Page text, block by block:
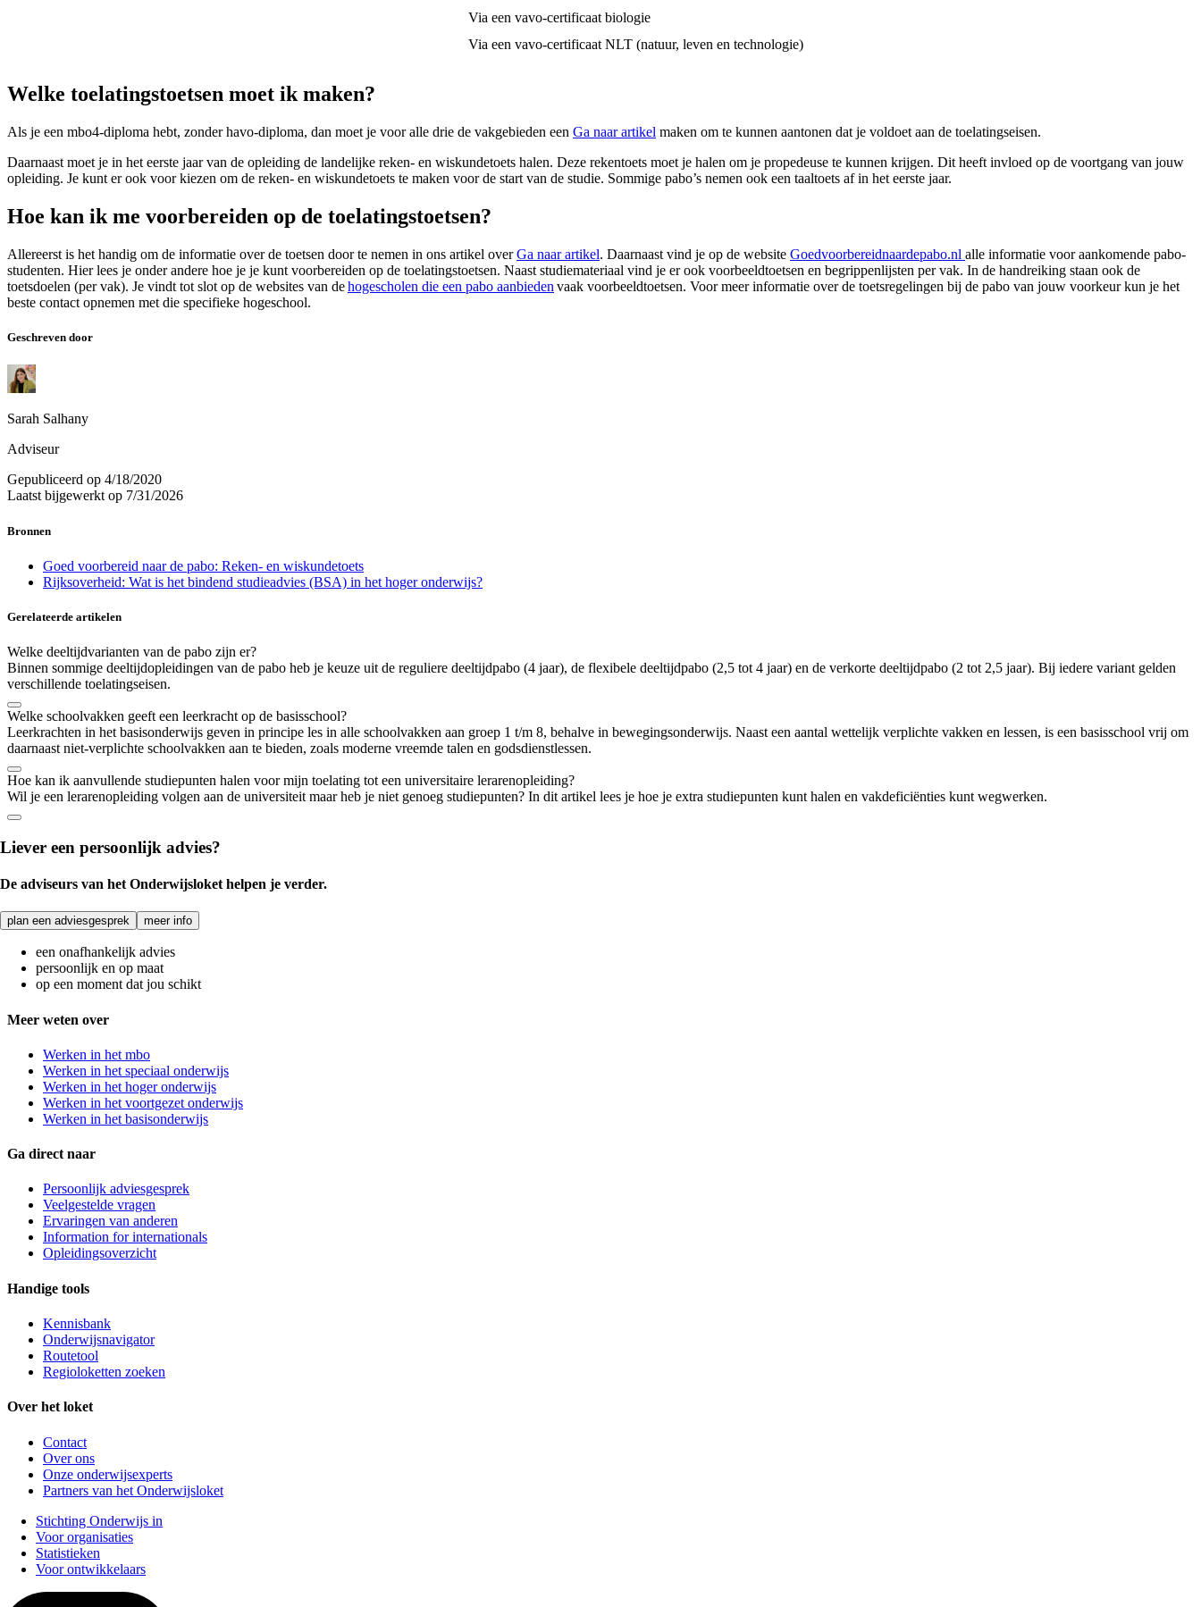
Via een vavo-certificaat biologie
Via een vavo-certificaat NLT (natuur, leven en technologie)
Welke toelatingstoetsen moet ik maken?
Als je een mbo4-diploma hebt, zonder havo-diploma, dan moet je voor alle drie de vakgebieden een Ga naar artikel maken om te kunnen aantonen dat je voldoet aan de toelatingseisen.
Daarnaast moet je in het eerste jaar van de opleiding de landelijke reken- en wiskundetoets halen. Deze rekentoets moet je halen om je propedeuse te kunnen krijgen. Dit heeft invloed op de voortgang van jouw
opleiding. Je kunt er ook voor kiezen om de reken- en wiskundetoets te maken voor de start van de studie. Sommige pabo’s nemen ook een taaltoets af in het eerste jaar.
Hoe kan ik me voorbereiden op de toelatingstoetsen?
Allereerst is het handig om de informatie over de toetsen door te nemen in ons artikel overGa naar artikel. Daarnaast vind je op de website Goedvoorbereidnaardepabo.nl alle informatie voor aankomende pabo-
studenten. Hier lees je onder andere hoe je je kunt voorbereiden op de toelatingstoetsen. Naast studiemateriaal vind je er ook voorbeeldtoetsen en begrippenlijsten per vak. In de handreiking staan ook de
toetsdoelen (per vak). Je vindt tot slot op de websites van dehogescholen die een pabo aanbieden vaak voorbeeldtoetsen. Voor meer informatie over de toetsregelingen bij de pabo van jouw voorkeur kun je het
beste contact opnemen met die specifieke hogeschool.
Geschreven door
Sarah Salhany
Adviseur
Gepubliceerd op 4/18/2020
Laatst bijgewerkt op 7/31/2026
Bronnen
Goed voorbereid naar de pabo: Reken- en wiskundetoets
Rijksoverheid: Wat is het bindend studieadvies (BSA) in het hoger onderwijs?
Gerelateerde artikelen
Welke deeltijdvarianten van de pabo zijn er?
Binnen sommige deeltijdopleidingen van de pabo heb je keuze uit de reguliere deeltijdpabo (4 jaar), de flexibele deeltijdpabo (2,5 tot 4 jaar) en de verkorte deeltijdpabo (2 tot 2,5 jaar). Bij iedere variant gelden
verschillende toelatingseisen.
Welke schoolvakken geeft een leerkracht op de basisschool?
Leerkrachten in het basisonderwijs geven in principe les in alle schoolvakken aan groep 1 t/m 8, behalve in bewegingsonderwijs. Naast een aantal wettelijk verplichte vakken en lessen, is een basisschool vrij om
daarnaast niet-verplichte schoolvakken aan te bieden, zoals moderne vreemde talen en godsdienstlessen.
Hoe kan ik aanvullende studiepunten halen voor mijn toelating tot een universitaire lerarenopleiding?
Wil je een lerarenopleiding volgen aan de universiteit maar heb je niet genoeg studiepunten? In dit artikel lees je hoe je extra studiepunten kunt halen en vakdeficiënties kunt wegwerken.
Liever een persoonlijk advies?
De adviseurs van het Onderwijsloket helpen je verder.
plan een adviesgesprek meer info
een onafhankelijk advies
persoonlijk en op maat
op een moment dat jou schikt
Meer weten over
Werken in het mbo
Werken in het speciaal onderwijs
Werken in het hoger onderwijs
Werken in het voortgezet onderwijs
Werken in het basisonderwijs
Ga direct naar
Persoonlijk adviesgesprek
Veelgestelde vragen
Ervaringen van anderen
Information for internationals
Opleidingsoverzicht
Handige tools
Kennisbank
Onderwijsnavigator
Routetool
Regioloketten zoeken
Over het loket
Contact
Over ons
Onze onderwijsexperts
Partners van het Onderwijsloket
Stichting Onderwijs in
Voor organisaties
Statistieken
Voor ontwikkelaars